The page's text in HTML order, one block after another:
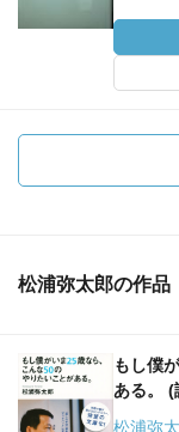
松浦弥太郎の作品
もし僕
ある。 (
松浦弥